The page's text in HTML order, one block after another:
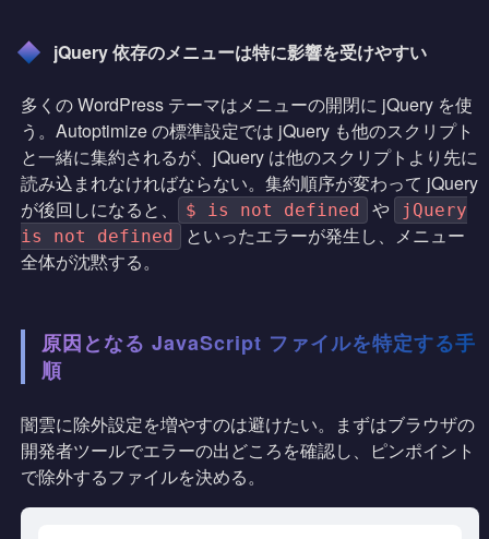
jQuery 依存のメニューは特に影響を受けやすい
多くの WordPress テーマはメニューの開閉に jQuery を使
う。Autoptimize の標準設定では jQuery も他のスクリプト
と一緒に集約されるが、jQuery は他のスクリプトより先に
読み込まれなければならない。集約順序が変わって jQuery
が後回しになると、
$ is not defined や
jQuery
is not defined
といったエラーが発生し、メニュー
全体が沈黙する。
原因となる JavaScript ファイルを特定する手
順
闇雲に除外設定を増やすのは避けたい。まずはブラウザの
開発者ツールでエラーの出どころを確認し、ピンポイント
で除外するファイルを決める。